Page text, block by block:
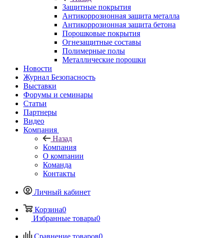
Защитные покрытия
Антикоррозионная защита металла
Антикоррозионная защита бетона
Порошковые покрытия
Огнезащитные составы
Полимерные полы
Металлические порошки
Новости
Журнал Безопасность
Выставки
Форумы и семинары
Статьи
Партнеры
Видео
Компания
Назад
Компания
О компании
Команда
Контакты
Личный кабинет
Корзина0
Избранные товары0
Сравнение товаров0